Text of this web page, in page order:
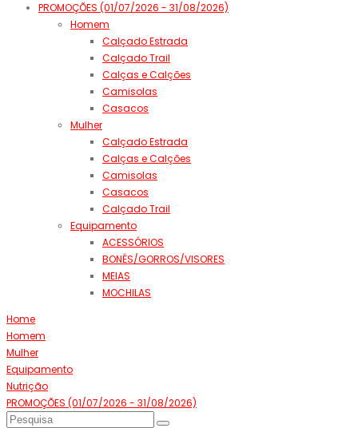
PROMOÇÕES (01/07/2026 - 31/08/2026)
Homem
Calçado Estrada
Calçado Trail
Calças e Calções
Camisolas
Casacos
Mulher
Calçado Estrada
Calças e Calções
Camisolas
Casacos
Calçado Trail
Equipamento
ACESSÓRIOS
BONÉS/GORROS/VISORES
MEIAS
MOCHILAS
Home
Homem
Mulher
Equipamento
Nutrição
PROMOÇÕES (01/07/2026 - 31/08/2026)